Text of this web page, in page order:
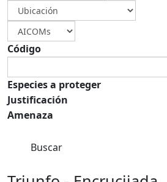
Código
Especies a proteger
Justificación
Amenaza
Buscar